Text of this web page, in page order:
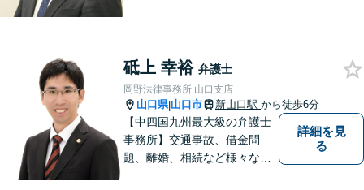
砥上 幸裕 弁護士
岡野法律事務所 山口支店
山口県|山口市 新山口駅 から徒歩6分
【中四国九州最大級の弁護士
事務所】交通事故、借金問
題、離婚、相続など様々な問
詳細を見
る